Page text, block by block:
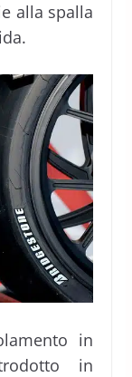
alla spalla
in
in